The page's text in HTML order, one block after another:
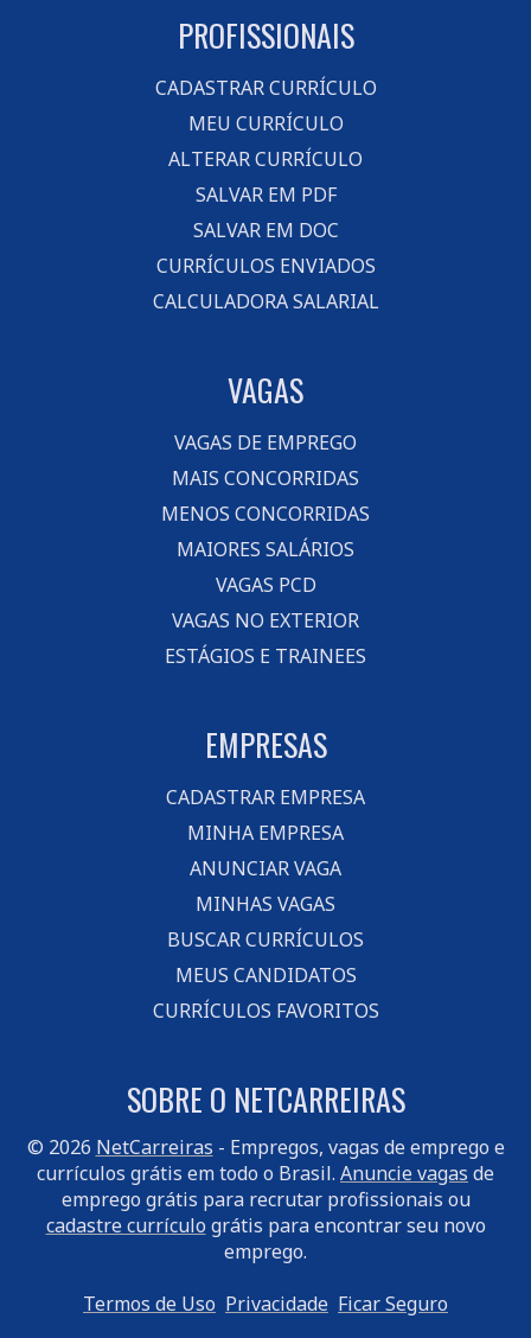
PROFISSIONAIS
CADASTRAR CURRÍCULO
MEU CURRÍCULO
ALTERAR CURRÍCULO
SALVAR EM PDF
SALVAR EM DOC
CURRÍCULOS ENVIADOS
CALCULADORA SALARIAL
VAGAS
VAGAS DE EMPREGO
MAIS CONCORRIDAS
MENOS CONCORRIDAS
MAIORES SALÁRIOS
VAGAS PCD
VAGAS NO EXTERIOR
ESTÁGIOS E TRAINEES
EMPRESAS
CADASTRAR EMPRESA
MINHA EMPRESA
ANUNCIAR VAGA
MINHAS VAGAS
BUSCAR CURRÍCULOS
MEUS CANDIDATOS
CURRÍCULOS FAVORITOS
SOBRE O NETCARREIRAS
© 2026 NetCarreiras - Empregos, vagas de emprego e
currículos grátis em todo o Brasil. Anuncie vagas de
emprego grátis para recrutar profissionais ou
cadastre currículo grátis para encontrar seu novo
emprego.
Termos de Uso Privacidade Ficar Seguro